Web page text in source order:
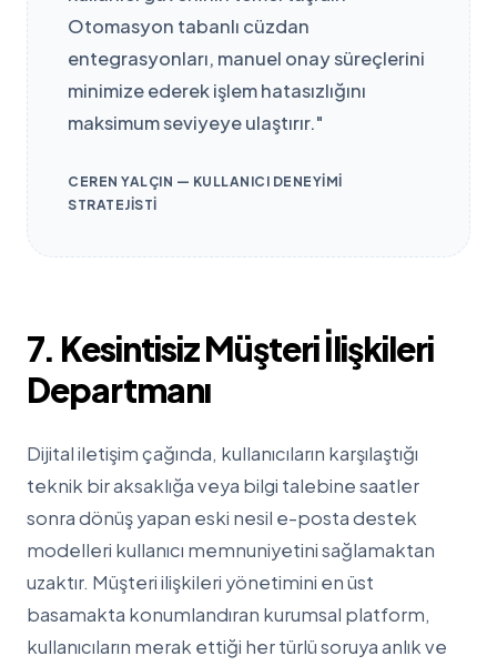
Otomasyon tabanlı cüzdan
entegrasyonları, manuel onay süreçlerini
minimize ederek işlem hatasızlığını
maksimum seviyeye ulaştırır."
CEREN YALÇIN — KULLANICI DENEYIMI
STRATEJISTI
7. Kesintisiz Müşteri İlişkileri
Departmanı
Dijital iletişim çağında, kullanıcıların karşılaştığı
teknik bir aksaklığa veya bilgi talebine saatler
sonra dönüş yapan eski nesil e-posta destek
modelleri kullanıcı memnuniyetini sağlamaktan
uzaktır. Müşteri ilişkileri yönetimini en üst
basamakta konumlandıran kurumsal platform,
kullanıcıların merak ettiği her türlü soruya anlık ve